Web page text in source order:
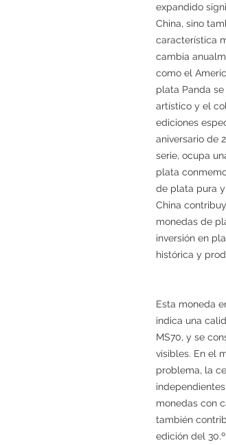
expandido
China, sino
característica
cambia
como el
plata Panda
artístico y el
ediciones
aniversario de
serie, ocupa
plata
de plata pura
China
monedas de
inversión en
histórica y
Esta moneda
indica una
MS70, y se
visibles. En el
problema, la
monedas con
también
edición del